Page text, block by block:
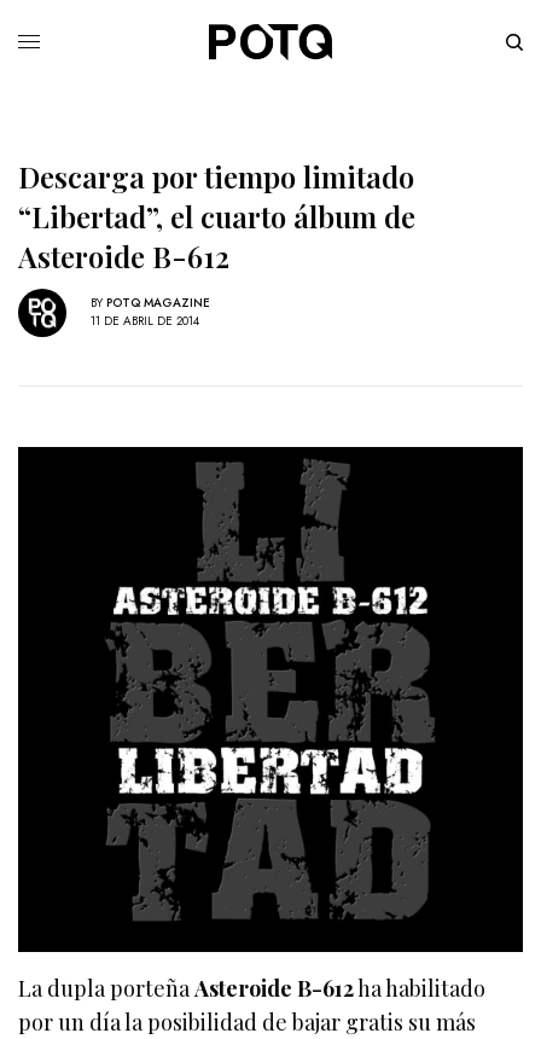
Descarga por tiempo limitado
“Libertad”, el cuarto álbum de
Asteroide B-612
BY POTQ MAGAZINE
11 DE ABRIL DE 2014
La dupla porteñaAsteroide B-612ha habilitado
por un día la posibilidad de bajar gratis su más